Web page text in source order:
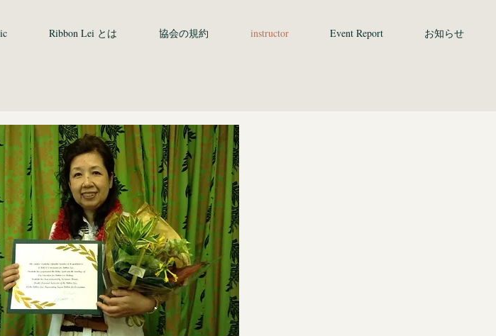
Ribbon Lei とは 協会の規約 instructor Event Report お知らせ